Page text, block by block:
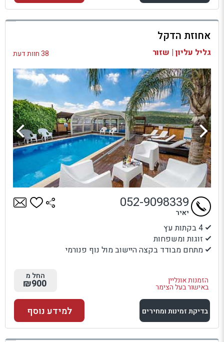
למתחם זה
בדיקת זמינות ומחירים
אחוזת הדקל
גליל עליון | שזור 38 חוות דעת
4 בקתות עץ
זוגות ומשפחות
מתחם מבודד בקצה היישוב מול נוף פנורמי
הזמנות אונליין
באישור בעל הצימר
052-9098339
יאיר
החל מ
₪900
בדיקת זמינות ומחירים
למתחם זה
למידע נוסף